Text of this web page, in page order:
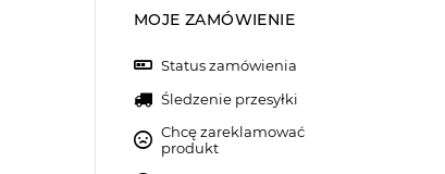
MOJE ZAMÓWIENIE
Status zamówienia
Śledzenie przesyłki
Chcę zareklamować
produkt